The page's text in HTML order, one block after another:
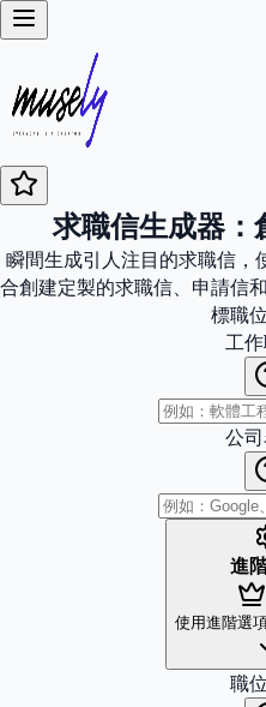
求職信生成器：
瞬間生成引人注目的求職信，
合創建定製的求職信、申請信
標職
工
公
進
使用進階選
職